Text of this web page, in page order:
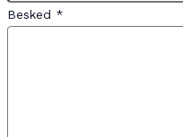
Besked *